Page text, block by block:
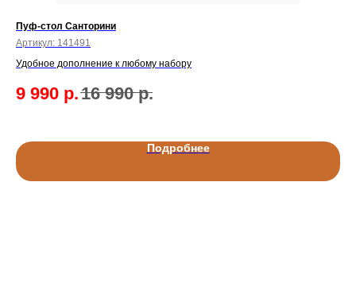
Пуф-стол Санторини
Артикул: 141491
Удобное дополнение к любому набору
9 990 р.16 990 р.
Подробнее